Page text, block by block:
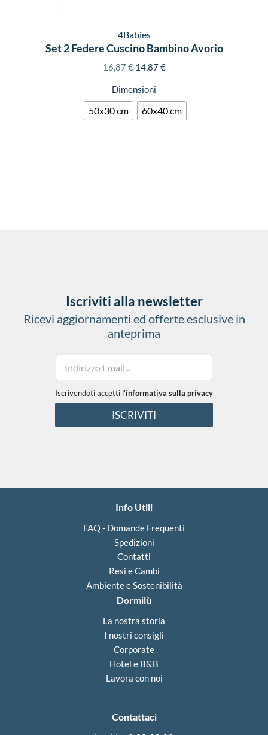
4Babies
Set 2 Federe Cuscino Bambino Avorio
16,87€ 14,87€
Dimensioni
50x30 cm 60x40 cm
Iscriviti alla newsletter
Ricevi aggiornamenti ed offerte esclusive in
anteprima
E
a
i
l
*
T
r
E
Iscrivendoti accetti l'informativa sulla privacy
ISCRIVITI
Info Utili
FAQ - Domande Frequenti
Spedizioni
Contatti
Resi e Cambi
Ambiente e Sostenibilità
Dormilù
La nostra storia
I nostri consigli
Corporate
Hotel e B&B
Lavora con noi
Contattaci